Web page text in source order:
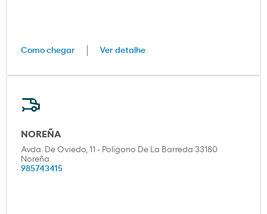
Como chegar Ver detalhe
NOREÑA
Avda. De Oviedo, 11 - Poligono De La Barreda 33180
Noreña
985743415